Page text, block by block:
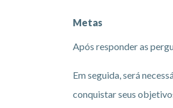
Metas
Após responder as
Em seguida, será
conquistar seus